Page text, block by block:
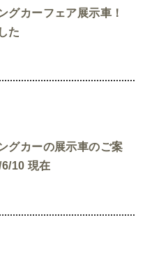
グカーフェア展示車！
た
グカーの展示車のご案
10 現在